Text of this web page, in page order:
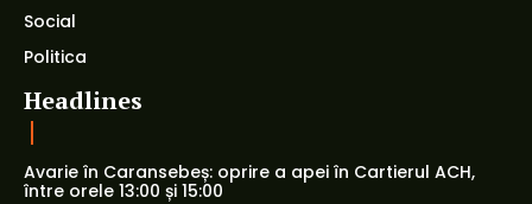
Social
Politica
Headlines
Avarie în Caransebeș: oprire a apei în Cartierul ACH,
între orele 13:00 și 15:00